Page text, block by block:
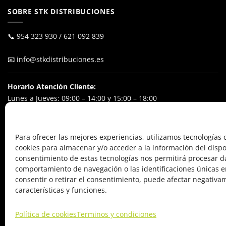
Para ofrecer las mejores experiencias, utilizamos tecnologías
cookies para almacenar y/o acceder a la información del
consentimiento de estas tecnologías nos permitirá procesar
comportamiento de navegación o las identificaciones únicas
consentir o retirar el consentimiento, puede afectar
características y funciones.
Política de cookiesTerminos y condiciones
SOBRE STK DISTRIBUCIONES
📞 954 323 930 / 621 092 839
📧 info@stkdistribuciones.es
Horario Atención Cliente:
Lunes a Jueves: 09:00 – 14:00 y 15:00 – 18:00
POL. IND. El Ejido
Calle Alfareros, 24
41640 Osuna (Sevilla), España